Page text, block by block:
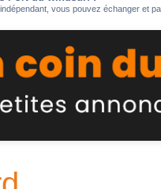
vous pouvez échanger et